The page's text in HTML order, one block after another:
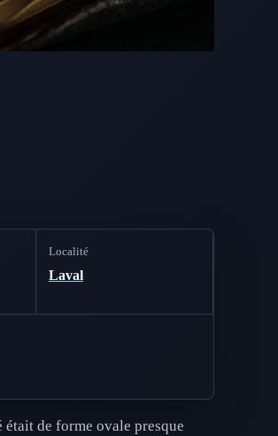
Localité
Laval
de forme ovale presque